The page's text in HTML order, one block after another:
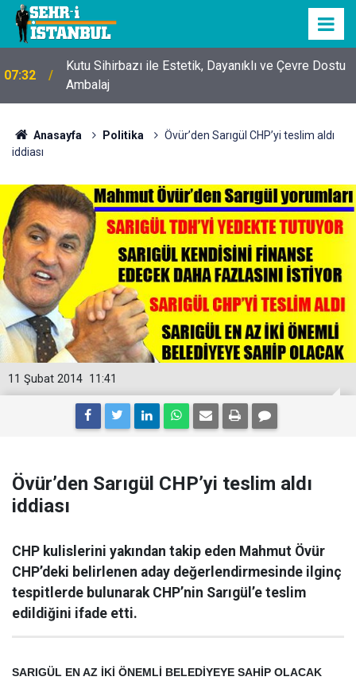
07:32
Kutu Sihirbazı ile Estetik, Dayanıklı ve Çevre Dostu
Ambalaj
Anasayfa Politika
Övür’den Sarıgül CHP’yi teslim aldı
iddiası
11:41
11 Şubat 2014
Övür’den Sarıgül CHP’yi teslim aldı
iddiası
CHP kulislerini yakından takip eden Mahmut Övür
CHP’deki belirlenen aday değerlendirmesinde ilginç
tespitlerde bulunarak CHP’nin Sarıgül’e teslim
edildiğini ifade etti.
SARIGÜL EN AZ İKİ ÖNEMLİ BELEDİYEYE SAHİP OLACAK